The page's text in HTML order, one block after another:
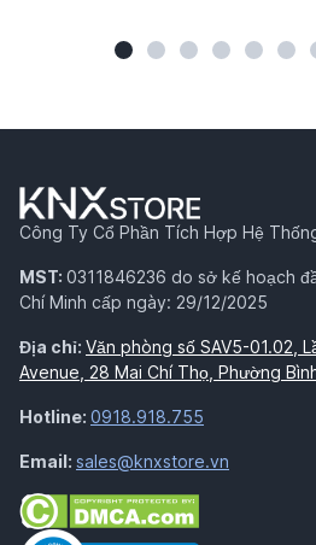
Công Ty Cổ Phần Tích Hợp Hệ
MST: 0311846236 do sở kế hoạch
Chí Minh cấp ngày: 29/12/2025
Địa chỉ: Văn phòng số SAV5-01.02,
Avenue, 28 Mai Chí Thọ, Phường
Hotline: 0918.918.755
Email: sales@knxstore.vn